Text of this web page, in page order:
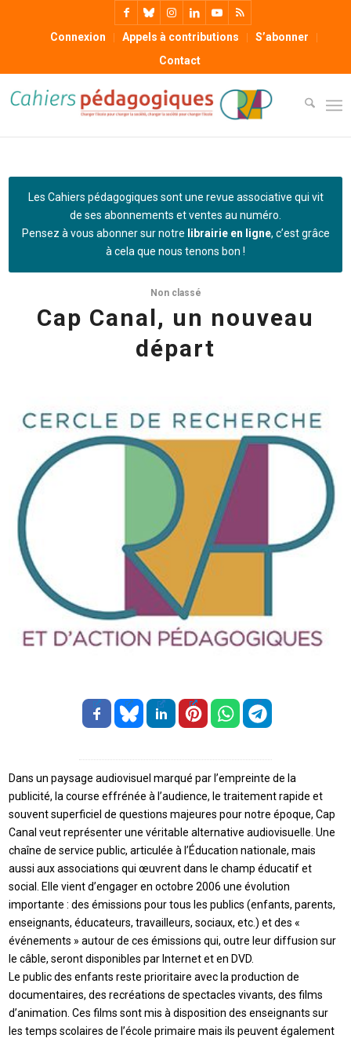
Connexion Appels à contributions
S’abonner
Contact
Les Cahiers pédagogiques sont une revue associative qui vit
de ses abonnements et ventes au numéro.
Pensez à vous abonner sur notre librairie en ligne, c’est grâce
à cela que nous tenons bon !
Non classé
Cap Canal, un nouveau
départ
Dans un paysage audiovisuel marqué par l’empreinte de la
publicité, la course effrénée à l’audience, le traitement rapide et
souvent superficiel de questions majeures pour notre époque, Cap
Canal veut représenter une véritable alternative audiovisuelle. Une
chaîne de service public, articulée à l’Éducation nationale, mais
aussi aux associations qui œuvrent dans le champ éducatif et
social. Elle vient d’engager en octobre 2006 une évolution
importante : des émissions pour tous les publics (enfants, parents,
enseignants, éducateurs, travailleurs, sociaux, etc.) et des «
événements » autour de ces émissions qui, outre leur diffusion sur
le câble, seront disponibles par Internet et en DVD.
Le public des enfants reste prioritaire avec la production de
documentaires, des recréations de spectacles vivants, des films
d’animation. Ces films sont mis à disposition des enseignants sur
les temps scolaires de l’école primaire mais ils peuvent également